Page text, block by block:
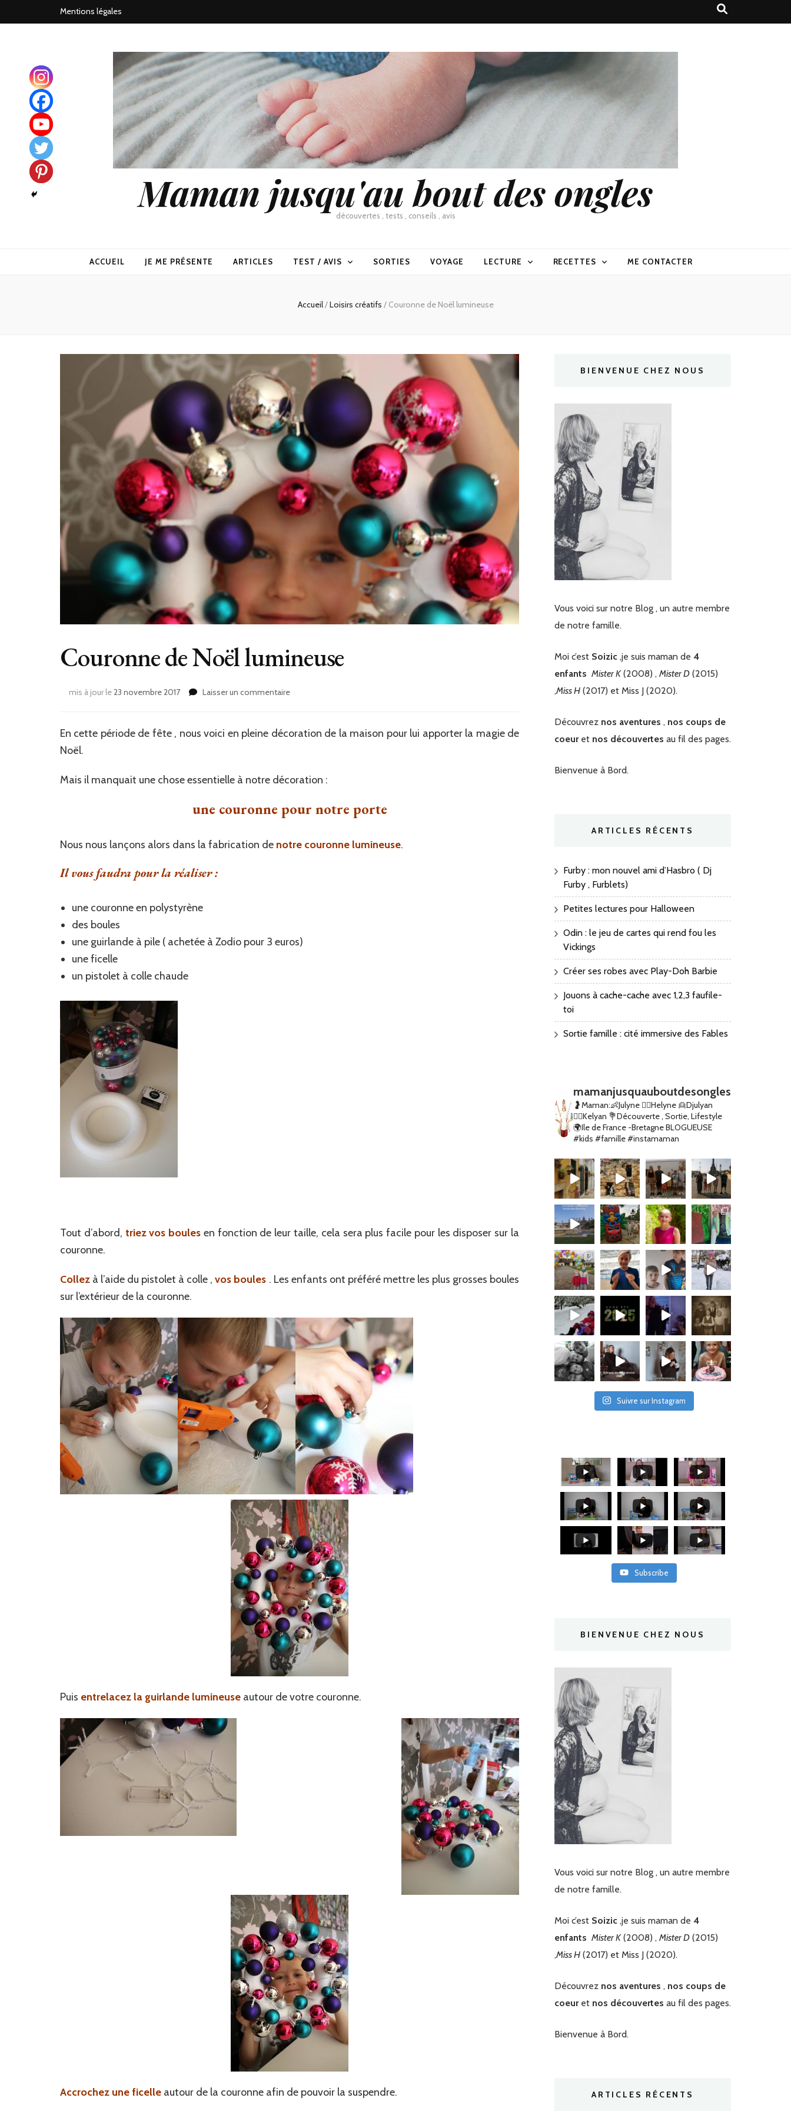
Mentions légales
Maman jusqu'au bout des ongles
découvertes , tests , conseils , avis
ACCUEIL JE ME PRÉSENTE ARTICLES TEST / AVIS SORTIES VOYAGE LECTURE RECETTES ME CONTACTER
Accueil/Loisirs créatifs / Couronne de Noël lumineuse
Couronne de Noël lumineuse
mis à jour le23 novembre 2017 Laisser un commentairesur
Noël
En cette période de fête , nous voici en pleine décoration de la maison pour lui apporter la magie de
Noël.
Mais il manquait une chose essentielle à notre décoration :
une couronne pour notre porte
Nous nous lançons alors dans la fabrication de notre couronne lumineuse.
Il vous faudra pour la réaliser :
une couronne en polystyrène
des boules
une guirlande à pile ( achetée à Zodio pour 3 euros)
une ficelle
un pistolet à colle chaude
Tout d’abord, triez vos boules en fonction de leur taille, cela sera plus facile pour les disposer sur la
couronne.
Collez à l’aide du pistolet à colle ,vos boules . Les enfants ont préféré mettre les plus grosses boules
sur l’extérieur de la couronne.
Puis entrelacez la guirlande lumineuse autour de votre couronne.
Accrochez une ficelle autour de la couronne afin de pouvoir la suspendre.
BIENVENUE CHEZ NOUS
Vous voici sur notre Blog , un autre membre
de notre famille.
Moi c’est Soizic ,je suis maman de 4
enfants Mister K(2008) , Mister D (2015)
,Miss H (2017) et Miss J (2020).
Découvrez nos aventures , nos coups de
coeuret nos découvertes au fil des pages.
Bienvenue à Bord.
ARTICLES RÉCENTS
Furby : mon nouvel ami d’Hasbro ( Dj
Furby , Furblets)
Petites lectures pour Halloween
Odin : le jeu de cartes qui rend fou les
Vickings
Créer ses robes avec Play-Doh Barbie
Jouons à cache-cache avec 1,2,3 faufile-
toi
Sortie famille : cité immersive des Fables
mamanjusquauboutdesongles
🤰Maman:👶Julyne 👱‍♀️Helyne 👱Djulyan
👱‍♂️Kelyan 💐Découverte , Sortie, Lifestyle
🌍Ile de France -BretagneBLOGUEUSE
#kids #famille #instamaman
Suivre sur Instagram
Subscribe
BIENVENUE CHEZ NOUS
Vous voici sur notre Blog , un autre membre
de notre famille.
Moi c’est Soizic ,je suis maman de 4
enfants Mister K(2008) , Mister D (2015)
,Miss H (2017) et Miss J (2020).
Découvrez nos aventures , nos coups de
coeuret nos découvertes au fil des pages.
Bienvenue à Bord.
ARTICLES RÉCENTS